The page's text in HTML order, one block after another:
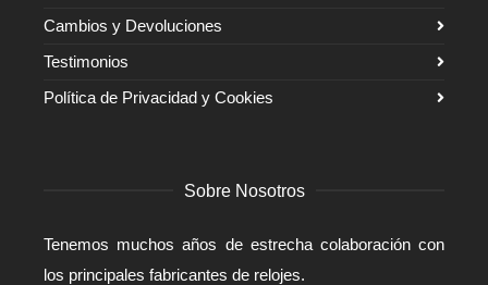
Cambios y Devoluciones
Testimonios
Política de Privacidad y Cookies
Sobre Nosotros
Tenemos muchos años de estrecha colaboración con
los principales fabricantes de relojes.